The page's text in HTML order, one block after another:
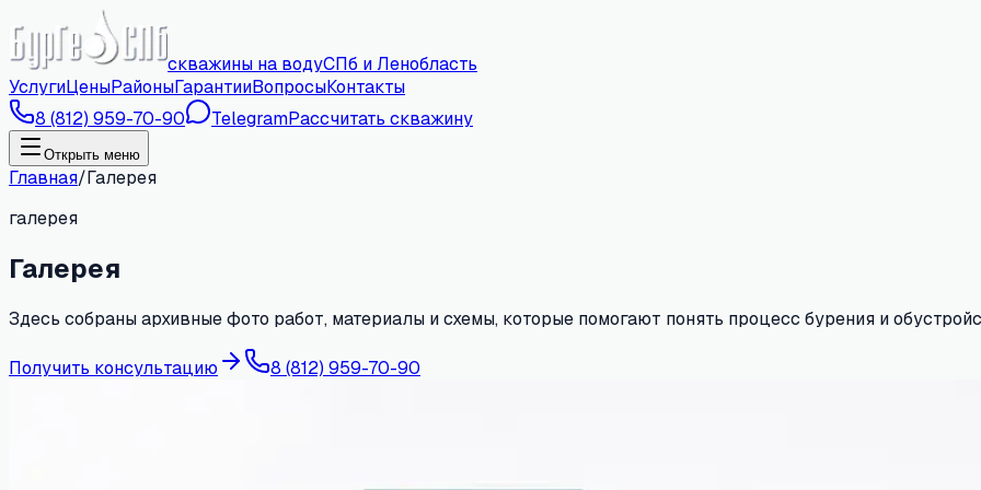
скважины на водуСПб и Ленобласть
УслугиЦеныРайоныГарантииВопросыКонтакты
8 (812) 959-70-90
TelegramРассчитать скважину
Открыть меню
Главная/Галерея
галерея
Галерея
Здесь собраны архивные фото работ, материалы и схемы, которые помогают понять процесс бурения и
Получить консультацию 8 (812) 959-70-90